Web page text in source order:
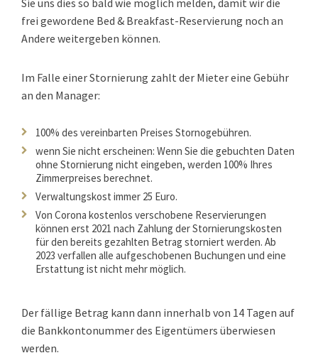
Sie uns dies so bald wie möglich melden, damit wir die
frei gewordene Bed & Breakfast-Reservierung noch an
Andere weitergeben können.
Im Falle einer Stornierung zahlt der Mieter eine Gebühr
an den Manager:
100% des vereinbarten Preises Stornogebühren.
wenn Sie nicht erscheinen: Wenn Sie die gebuchten Daten
ohne Stornierung nicht eingeben, werden 100% Ihres
Zimmerpreises berechnet.
Verwaltungskost immer 25 Euro.
Von Corona kostenlos verschobene Reservierungen
können erst 2021 nach Zahlung der Stornierungskosten
für den bereits gezahlten Betrag storniert werden. Ab
2023 verfallen alle aufgeschobenen Buchungen und eine
Erstattung ist nicht mehr möglich.
Der fällige Betrag kann dann innerhalb von 14 Tagen auf
die Bankkontonummer des Eigentümers überwiesen
werden.